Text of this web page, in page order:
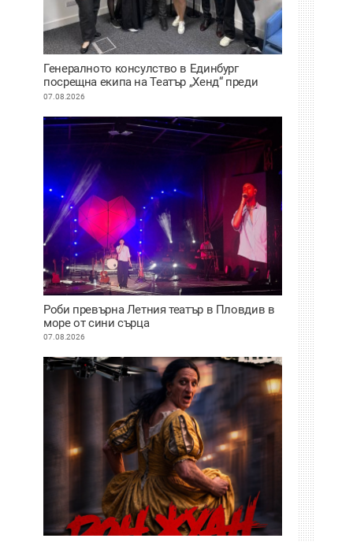
Генералното консулство в Единбург
посрещна екипа на Театър „Хенд“ преди
историческия им дебют на световния
07.08.2026
Роби превърна Летния театър в Пловдив в
море от сини сърца
07.08.2026